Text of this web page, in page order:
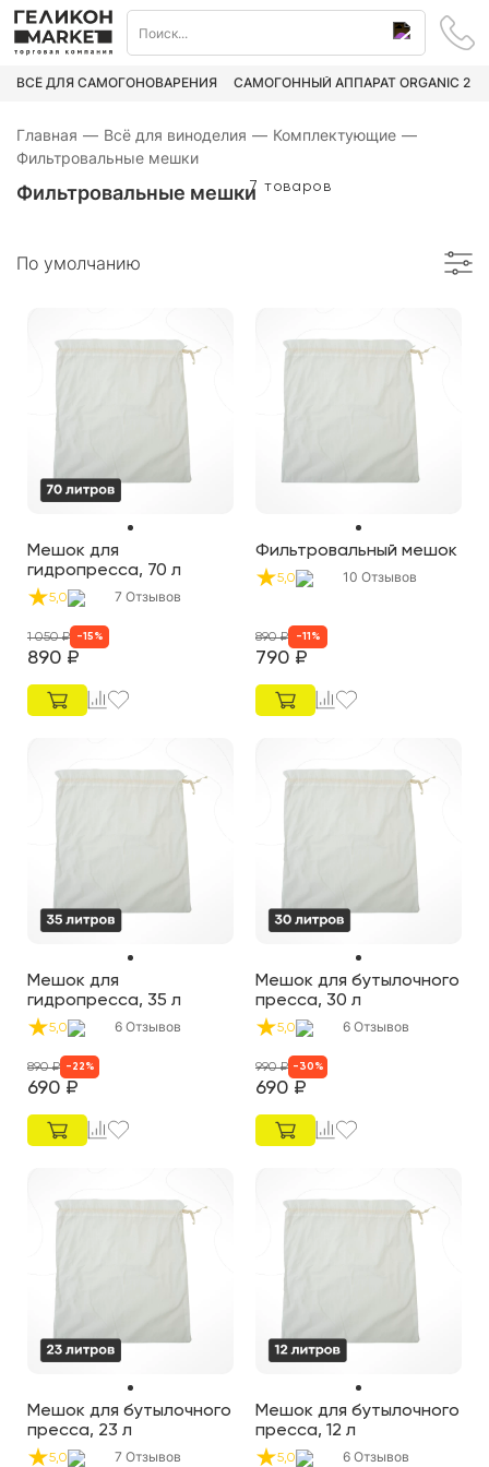
ВСЁ ДЛЯ САМОГОНОВАРЕНИЯ САМОГОННЫЙ АППАРАТ ORGANIC 2
Главная — Всё для виноделия — Комплектующие —
Фильтровальные мешки
Фильтровальные мешки7 товаров
По умолчанию
Мешок для
гидропресса, 70 л
5,0 7 Отзывов
890 ₽
1 050₽ -15 %
Фильтровальный мешок
5,0 10 Отзывов
790 ₽
890₽ -11 %
Мешок для
гидропресса, 35 л
5,0 6 Отзывов
690 ₽
890₽ - 22 %
Мешок для бутылочного
пресса, 30 л
5,0 6 Отзывов
690 ₽
990₽ - 30 %
Мешок для бутылочного
пресса, 23 л
5,0 7 Отзывов
Мешок для бутылочного
пресса, 12 л
5,0 6 Отзывов